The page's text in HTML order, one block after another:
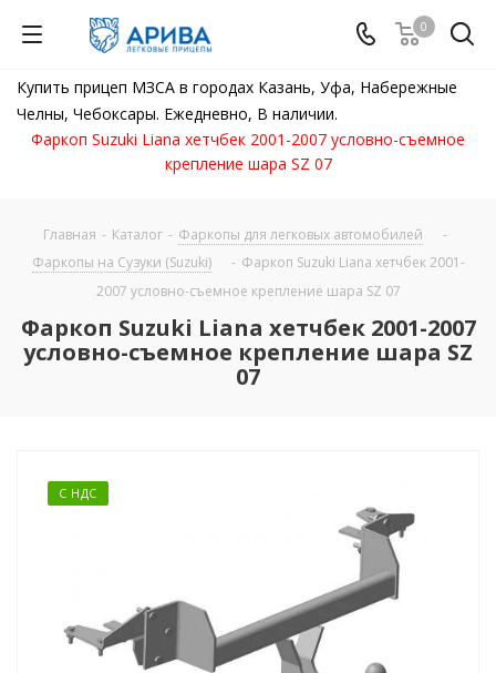
0
Купить прицеп МЗСА в городах Казань, Уфа, Набережные
Челны, Чебоксары. Ежедневно, В наличии.
Фаркоп Suzuki Liana хетчбек 2001-2007 условно-съемное
крепление шара SZ 07
Главная - Каталог - Фаркопы для легковых автомобилей
-
Фаркопы на Сузуки (Suzuki)
- Фаркоп Suzuki Liana хетчбек 2001-
2007 условно-съемное крепление шара SZ 07
Фаркоп Suzuki Liana хетчбек 2001-2007
условно-съемное крепление шара SZ
07
С НДС